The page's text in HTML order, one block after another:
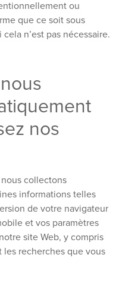
ou
que ce soit sous
n’est pas nécessaire.
nos
collectons
informations telles
de votre navigateur
et vos paramètres
site Web, y compris
les recherches que vous